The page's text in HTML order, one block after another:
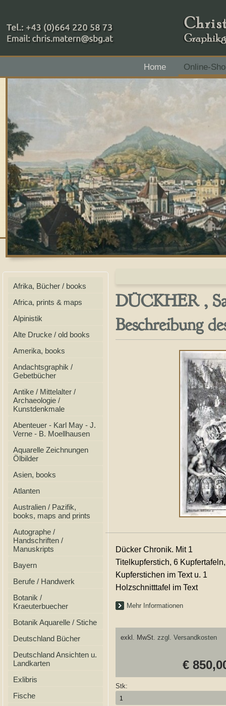
+43 (0)664 220 58 73
Home
Online-
Zahlungsmethoden: RAIBA - Flachgau Mitte - IBAN
Afrika, Bücher / books
Africa, prints & maps
Alpinistik
Alte Drucke / old books
Amerika, books
Andachtsgraphik /
Gebetbücher
Antike / Mittelalter /
Archaeologie /
Kunstdenkmale
Abenteuer - Karl May - J.
Verne - B. Moellhausen
Aquarelle Zeichnungen
Ölbilder
Asien, books
Atlanten
Australien / Pazifik,
books, maps and prints
Autographe /
Handschriften /
Manuskripts
Bayern
Berufe / Handwerk
Botanik /
Kraeuterbuecher
Botanik Aquarelle / Stiche
Deutschland Bücher
Deutschland Ansichten u.
Landkarten
Exlibris
Fische
DÜCKHER ,
Beschreibung
Dücker Chronik. Mit 1
Titelkupferstich, 6
Kupferstichen im Text u. 1
Holzschnitttafel im Text
Mehr Informationen
exkl. MwSt. zzgl. Versandkosten
€
Stk: